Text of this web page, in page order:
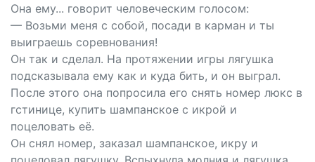
Она ему... говорит человеческим голосом:
— Возьми меня с собой, посади в карман и ты
выиграешь соревнования!
Он так и сделал. На протяжении игры лягушка
подсказывала ему как и куда бить, и он выграл.
После этого она попросила его снять номер люкс в
гстинице, купить шампанское с икрой и
поцеловать её.
Он снял номер, заказал шампанское, икру и